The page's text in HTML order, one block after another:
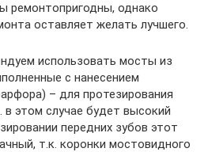
ремонтопригодны, однако
оставляет желать лучшего.
использовать мосты из
с нанесением
– для протезирования
в этом случае будет высокий
передних зубов этот
т.к. коронки мостовидного